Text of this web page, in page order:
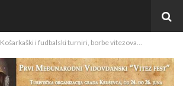
Košarkaški i fudbalski turniri, borbe vitezova…